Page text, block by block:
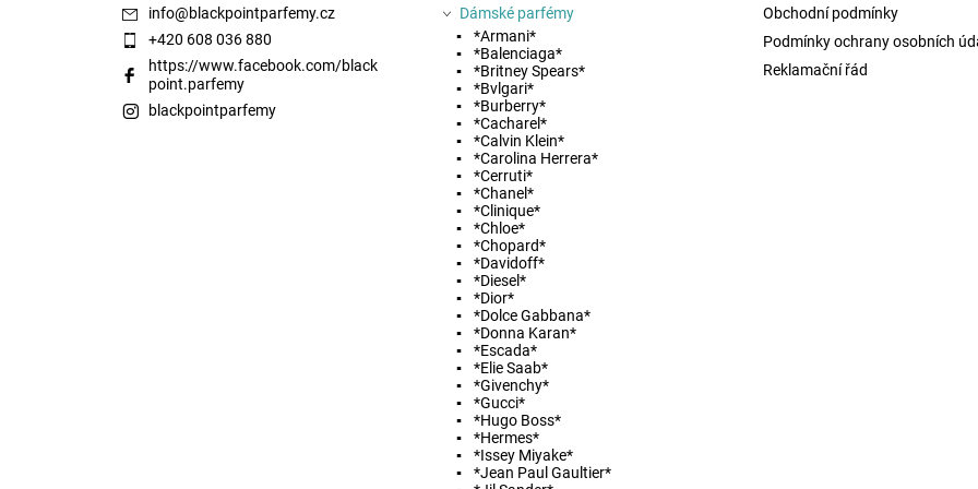
podmínkami ochrany osobních údajů
info@blackpointparfemy.cz
+420 608 036 880
https://www.facebook.com/black
point.parfemy
blackpointparfemy
Dámské parfémy
*Armani*
*Balenciaga*
*Britney Spears*
*Bvlgari*
*Burberry*
*Cacharel*
*Calvin Klein*
*Carolina Herrera*
*Cerruti*
*Chanel*
*Clinique*
*Chloe*
*Chopard*
*Davidoff*
*Diesel*
*Dior*
*Dolce Gabbana*
*Donna Karan*
*Escada*
*Elie Saab*
*Givenchy*
*Gucci*
*Hugo Boss*
*Hermes*
*Issey Miyake*
*Jean Paul Gaultier*
Obchodní podmínky
Podmínky ochrany osobních
Reklamační řád